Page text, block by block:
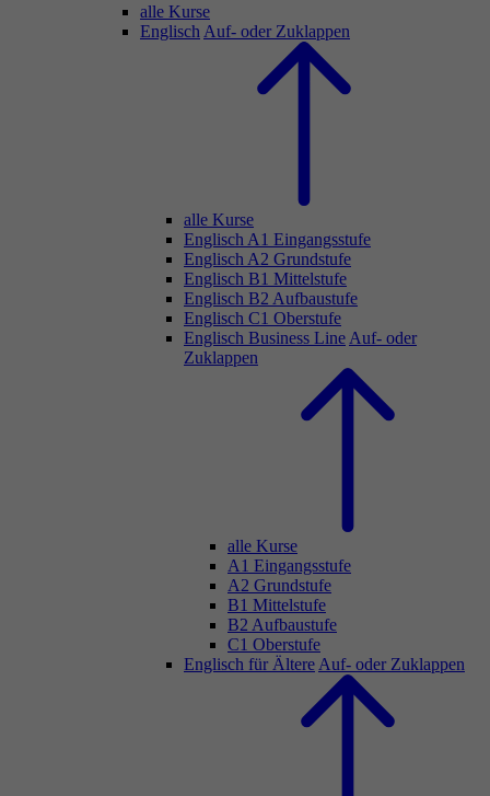
alle Kurse
Englisch Auf- oder Zuklappen
alle Kurse
Englisch A1 Eingangsstufe
Englisch A2 Grundstufe
Englisch B1 Mittelstufe
Englisch B2 Aufbaustufe
Englisch C1 Oberstufe
Englisch Business Line Auf- oder
Zuklappen
alle Kurse
A1 Eingangsstufe
A2 Grundstufe
B1 Mittelstufe
B2 Aufbaustufe
C1 Oberstufe
Englisch für Ältere Auf- oder Zuklappen